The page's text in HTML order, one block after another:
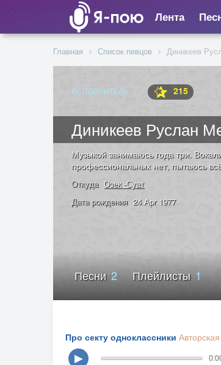
Лента
Главная Список певцов Диникеев
ИСПОЛНИТЕЛЬ 215
Диникеев Руслан
Музыкой занимаюсь года три.
профессиональных нет, пытаюсь
Откуда Озек -Суат
Дата рождения 24 Apr 1977
Песни2 Плейлисты1
Про секту одноклассники Авторская
▶